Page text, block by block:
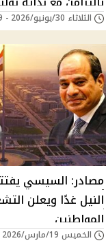
الثلاثاء 30/يونيو/2026 - 04:19 م
مصادر: السيسي
النيل غدًا ويعلن
المواطنين
الخميس 19/مارس/2026 - 11:31 م